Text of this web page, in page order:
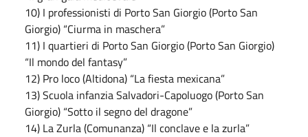
10) I professionisti di Porto San Giorgio (Porto San
Giorgio) “Ciurma in maschera”
11) I quartieri di Porto San Giorgio (Porto San Giorgio)
“Il mondo del fantasy”
12) Pro loco (Altidona) “La fiesta mexicana”
13) Scuola infanzia Salvadori-Capoluogo (Porto San
Giorgio) “Sotto il segno del dragone”
14) La Zurla (Comunanza) “Il conclave e la zurla”